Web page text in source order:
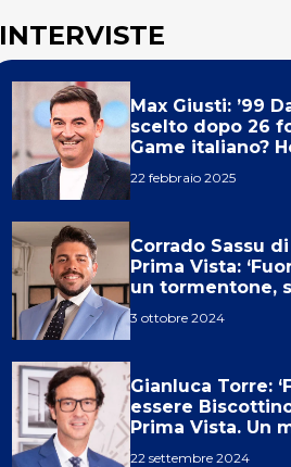
INTERVISTE
Max Giusti: ’99
scelto dopo 26
Game italiano?
22 febbraio 2025
Corrado Sassu di
Prima Vista:
un tormentone,
3 ottobre 2024
Gianluca Torre:
essere
Prima Vista. Un
22 settembre 2024